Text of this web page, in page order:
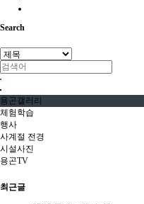
Search
용곤갤러리
체험학습
행사
사계절 전경
시설사진
용곤TV
최근글